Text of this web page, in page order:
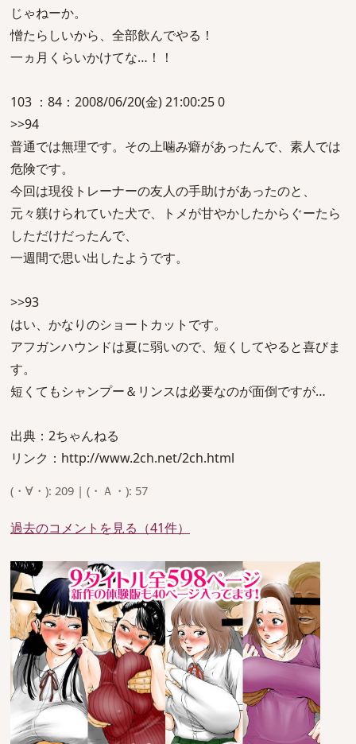
じゃねーか。
憎たらしいから、全部飲んでやる！
一ヵ月くらいかけてな…！！
103 ：84：2008/06/20(金) 21:00:25 0
>>94
普通では無理です。その上噛み癖があったんで、素人では
危険です。
今回は現役トレーナーの友人の手助けがあったのと、
元々躾けられていた犬で、トメが甘やかしたからぐーたら
しただけだったんで、
一週間で思い出したようです。
>>93
はい、かなりのショートカットです。
アフガンハウンドは夏に弱いので、短くしてやると喜びま
す。
短くてもシャンプー＆リンスは必要なのが面倒ですが…
出典：2ちゃんねる
リンク：http://www.2ch.net/2ch.html
(・∀・): 209 | (・Ａ・): 57
過去のコメントを見る（41件）